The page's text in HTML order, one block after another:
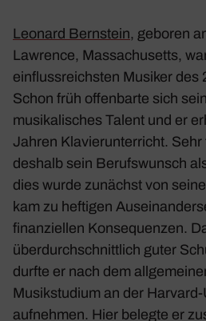
Leonard Bernstein, geboren
Lawrence, Massachusetts,
einflussreichsten Musiker des
Schon früh offenbarte sich
musikalisches Talent und er
Jahren Klavierunterricht. Sehr
deshalb sein Berufswunsch
dies wurde zunächst von
kam zu heftigen
finanziellen Konsequenzen.
überdurchschnittlich guter
durfte er nach dem
Musikstudium an der
aufnehmen. Hier belegte er